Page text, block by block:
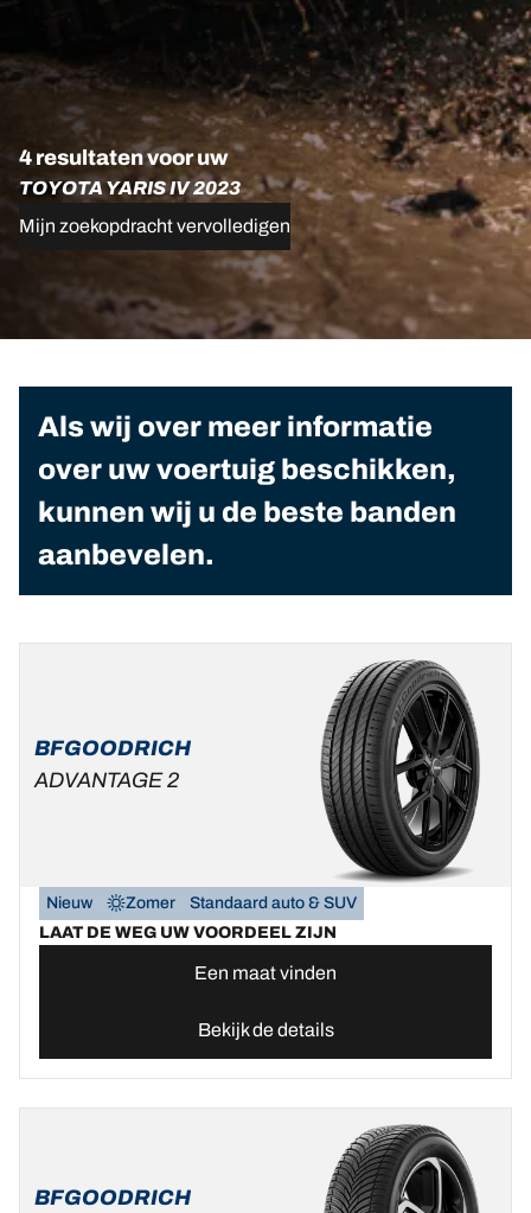
4 resultaten voor uw
TOYOTA YARIS IV 2023
Mijn zoekopdracht vervolledigen
Als wij over meer informatie
over uw voertuig beschikken,
kunnen wij u de beste banden
aanbevelen.
BFGOODRICH
ADVANTAGE 2
Nieuw Zomer
Standaard auto & SUV
LAAT DE WEG UW VOORDEEL ZIJN
Een maat vinden
Bekijk de details
BFGOODRICH